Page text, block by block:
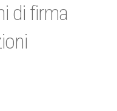
di firma